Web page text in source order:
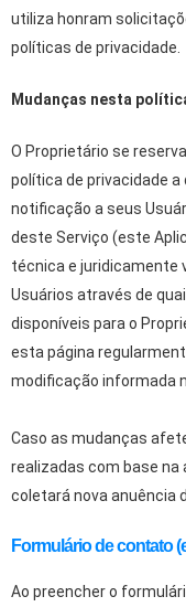
utiliza honram
políticas de privacidade.
Mudanças nesta
O Proprietário se
política de privacidade
notificação a seus
deste Serviço (este
técnica e juridicamente
Usuários através de
disponíveis para o
esta página
modificação informada
Caso as mudanças
realizadas com base na
coletará nova anuência
Formulário de contato
Ao preencher o